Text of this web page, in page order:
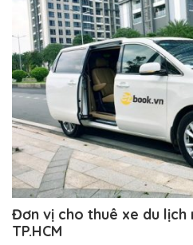
Đơn vị cho thuê xe du
TP.HCM